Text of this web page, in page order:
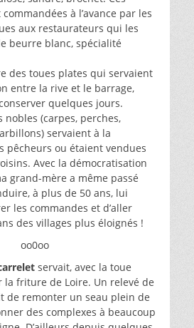
à l’avance par les
aux restaurateurs qui les
beurre blanc, spécialité
des toues plates qui servaient
entre la rive et le barrage,
quelques jours.
nobles (carpes, perches,
servaient à la
pêcheurs ou étaient vendues
Avec la démocratisation
grand-mère a même passé
à plus de 50 ans, lui
les commandes et d’aller
des villages plus éloignés !
oo0oo
servait, avec la toue
la friture de Loire. Un relevé de
de remonter un seau plein de
des complexes à beaucoup